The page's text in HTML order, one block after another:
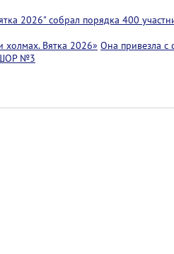
2026" собрал порядка 400
Вятка 2026» Она привезла с
№3